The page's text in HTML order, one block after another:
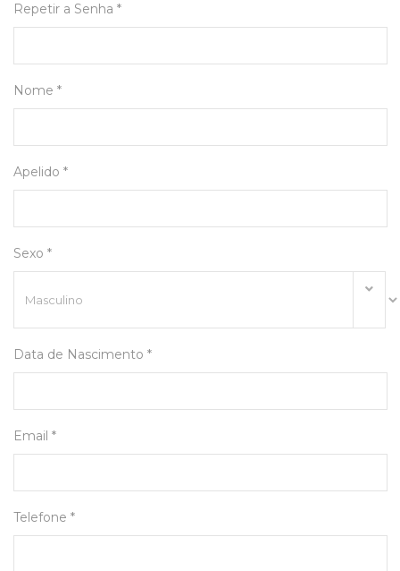
Repetir a Senha *
Nome *
Apelido *
Sexo *
Data de Nascimento *
Email *
Telefone *